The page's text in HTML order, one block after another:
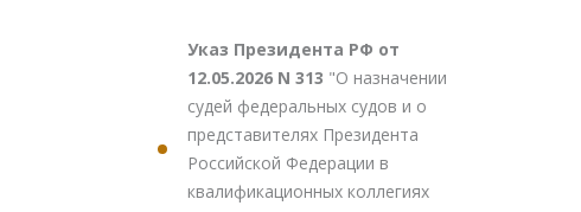
Указ Президента РФ от
12.05.2026 N 313 "О назначении
судей федеральных судов и о
представителях Президента
Российской Федерации в
квалификационных коллегиях